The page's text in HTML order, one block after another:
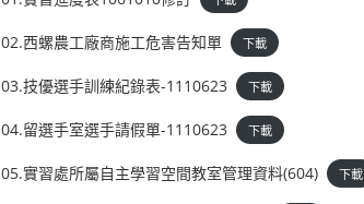
02.西螺農工廠商施工危害告知單 下載
03.技優選手訓練紀錄表-1110623 下載
04.留選手室選手請假單-1110623 下載
05.實習處所屬自主學習空間教室管理資料(604) 下載